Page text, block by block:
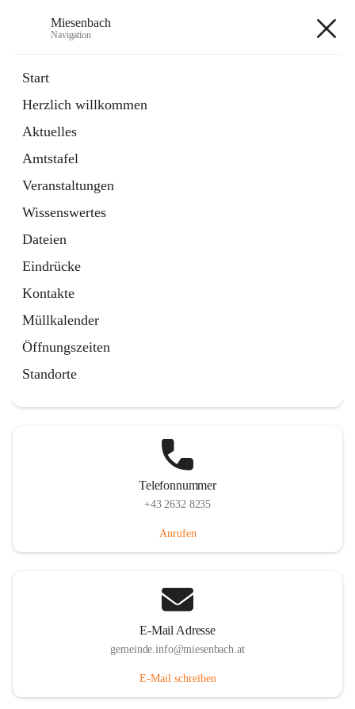
Miesenbach
Navigation
Start
Herzlich willkommen
Aktuelles
Amtstafel
Veranstaltungen
Wissenswertes
Dateien
Eindrücke
Kontakte
Müllkalender
Öffnungszeiten
Standorte
Externe Webseite
in
Tab
Region Schneebergland
Externe Webseite
öffnet
in
neuem
Tab
Telefonnummer
+43 2632 8235
Anrufen
E-Mail Adresse
gemeinde.info@miesenbach.at
E-Mail schreiben